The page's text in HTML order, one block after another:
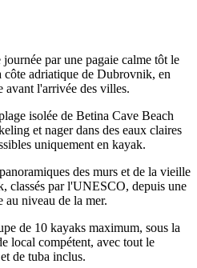
par une pagaie calme tôt le
côte adriatique de Dubrovnik, en
avant l'arrivée des villes.
isolée de Betina Cave Beach
et nager dans des eaux claires
uniquement en kayak.
des murs et de la vieille
classés par l'UNESCO, depuis une
au niveau de la mer.
de 10 kayaks maximum, sous la
local compétent, avec tout le
de tuba inclus.